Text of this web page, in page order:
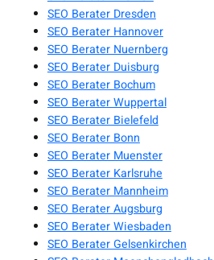
SEO Berater Dresden
SEO Berater Hannover
SEO Berater Nuernberg
SEO Berater Duisburg
SEO Berater Bochum
SEO Berater Wuppertal
SEO Berater Bielefeld
SEO Berater Bonn
SEO Berater Muenster
SEO Berater Karlsruhe
SEO Berater Mannheim
SEO Berater Augsburg
SEO Berater Wiesbaden
SEO Berater Gelsenkirchen